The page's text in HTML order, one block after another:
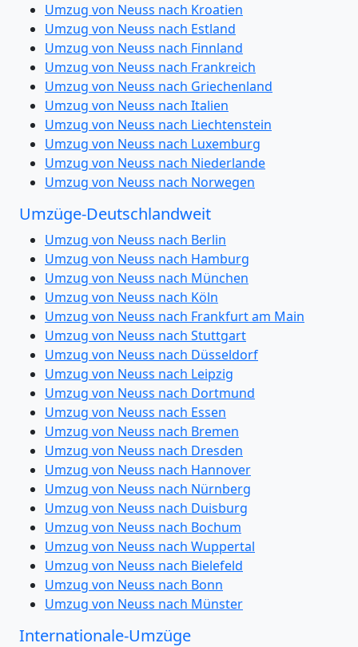
Umzug von Neuss nach Kroatien
Umzug von Neuss nach Estland
Umzug von Neuss nach Finnland
Umzug von Neuss nach Frankreich
Umzug von Neuss nach Griechenland
Umzug von Neuss nach Italien
Umzug von Neuss nach Liechtenstein
Umzug von Neuss nach Luxemburg
Umzug von Neuss nach Niederlande
Umzug von Neuss nach Norwegen
Umzüge-Deutschlandweit
Umzug von Neuss nach Berlin
Umzug von Neuss nach Hamburg
Umzug von Neuss nach München
Umzug von Neuss nach Köln
Umzug von Neuss nach Frankfurt am Main
Umzug von Neuss nach Stuttgart
Umzug von Neuss nach Düsseldorf
Umzug von Neuss nach Leipzig
Umzug von Neuss nach Dortmund
Umzug von Neuss nach Essen
Umzug von Neuss nach Bremen
Umzug von Neuss nach Dresden
Umzug von Neuss nach Hannover
Umzug von Neuss nach Nürnberg
Umzug von Neuss nach Duisburg
Umzug von Neuss nach Bochum
Umzug von Neuss nach Wuppertal
Umzug von Neuss nach Bielefeld
Umzug von Neuss nach Bonn
Umzug von Neuss nach Münster
Internationale-Umzüge